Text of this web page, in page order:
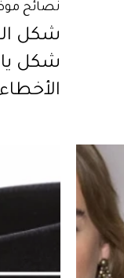
نصائح
شكل
شكل
الأخطاء